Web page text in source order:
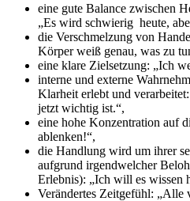
eine gute Balance zwischen
„Es wird schwierig heute,
die Verschmelzung von
Körper weiß genau, was zu
eine klare Zielsetzung: „Ich
interne und externe
Klarheit erlebt und
jetzt wichtig ist.“,
eine hohe Konzentration auf
ablenken!“,
die Handlung wird um ihrer
aufgrund irgendwelcher
Erlebnis): „Ich will es wissen
Verändertes Zeitgefühl: „Alle